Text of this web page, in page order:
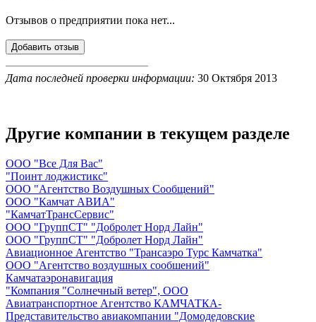
Отзывов о предприятии пока нет...
Дата последней проверки информации: 30 Октября 2013
Другие компании в текущем разделе
ООО "Все Для Вас"
"Поинт лоджистикс"
ООО "Агентство Воздушных Сообщений"
ООО "Камчат АВИА"
"КамчатТрансСервис"
ООО "ГруппСТ" "Добролет Норд Лайн"
ООО "ГруппСТ" "Добролет Норд Лайн"
Авиационное Агентство "Трансаэро Турс Камчатка"
ООО "Агентство воздушных сообшений"
Камчатаэронавигация
"Компания "Солнечный ветер", ООО
Авиатранспортное Агентство КАМЧАТКА-
Представительство авиакомпании "Домодедовские